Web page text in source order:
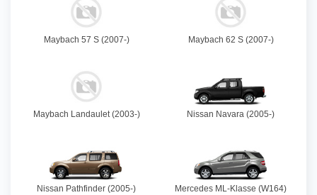
Maybach 57 S (2007-) Maybach 62 S (2007-)
Maybach Landaulet (2003-) Nissan Navara (2005-)
Nissan Pathfinder (2005-)
Mercedes ML-Klasse (W164)